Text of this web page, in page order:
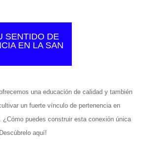
SENTIDO DE
EN LA SAN
una educación de calidad y también
un fuerte vínculo de pertenencia en
¿Cómo puedes construir esta conexión única
aquí!